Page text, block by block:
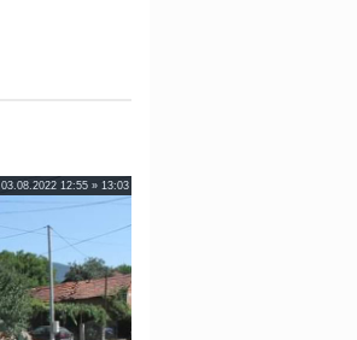
03.08.2022 12:55 » 13:03